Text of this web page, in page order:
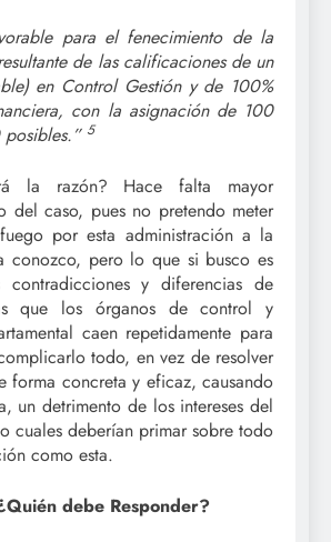
para el fenecimiento de la
de las calificaciones de un
en Control Gestión y de 100%
con la asignación de 100
5
la razón? Hace falta mayor
del caso, pues no pretendo meter
por esta administración a la
conozco, pero lo que si busco es
contradicciones y diferencias de
que los órganos de control y
caen repetidamente para
todo, en vez de resolver
forma concreta y eficaz, causando
un detrimento de los intereses del
cuales deberían primar sobre todo
como esta.
debe Responder?